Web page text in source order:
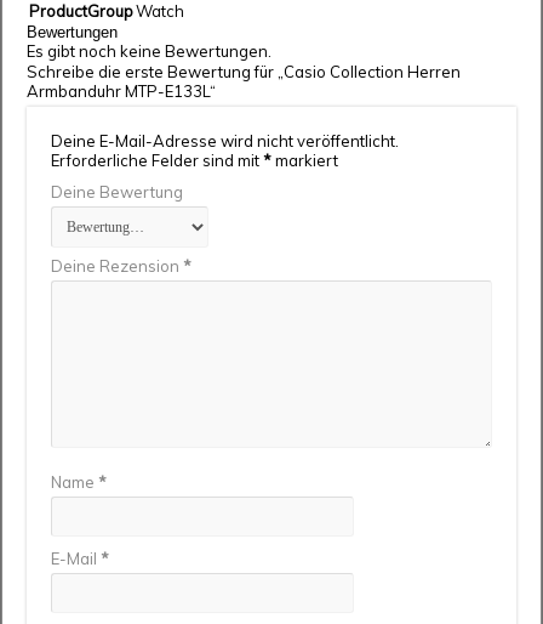
ProductGroupWatch
Bewertungen
Es gibt noch keine Bewertungen.
Schreibe die erste Bewertung für „Casio Collection Herren
Armbanduhr MTP-E133L“
Deine E-Mail-Adresse wird nicht veröffentlicht.
Erforderliche Felder sind mit*markiert
Deine Bewertung
Deine Rezension *
Name *
E-Mail *